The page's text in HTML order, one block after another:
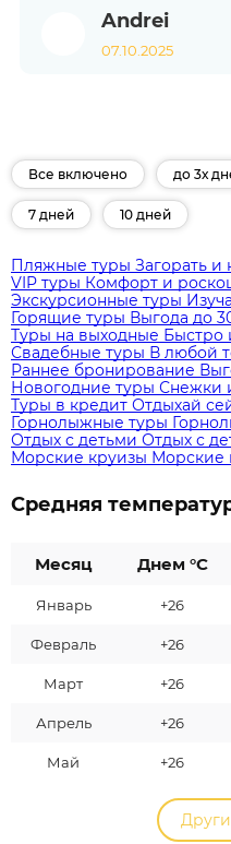
Andrei
07.10.2025
Все включено до 3х
7 дней 10 дней
Пляжные туры Загорать и
VIP туры Комфорт и
Экскурсионные туры
Горящие туры Выгода до
Туры на выходные Быстро
Свадебные туры В любой
Раннее бронирование
Новогодние туры Снежки
Туры в кредит Отдыхай
Горнолыжные туры
Отдых с детьми Отдых с
Морские круизы Морские
Средняя
Месяц Днем °C
Январь +26
Февраль +26
Март +26
Апрель +26
Май +26